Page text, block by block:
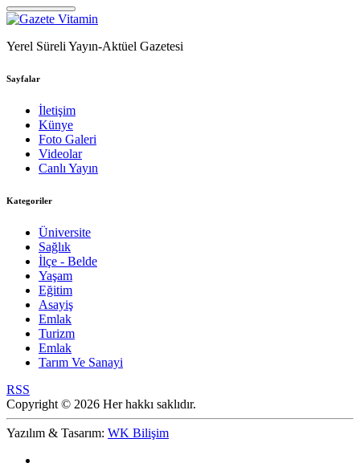
Yerel Süreli Yayın-Aktüel Gazetesi
Sayfalar
İletişim
Künye
Foto Galeri
Videolar
Canlı Yayın
Kategoriler
Üniversite
Sağlık
İlçe - Belde
Yaşam
Eğitim
Asayiş
Emlak
Turizm
Emlak
Tarım Ve Sanayi
RSS
Copyright © 2026 Her hakkı saklıdır.
Yazılım & Tasarım: WK Bilişim